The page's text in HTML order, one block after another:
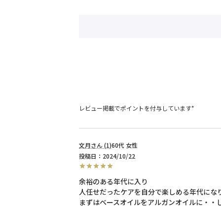
レビュー掲載でポイントを付与しています*
文月 1 60代 女性
投稿日
2024/10/22
余裕のある年代に入り
人任せだったケアを自分で楽しめる年代にな
まずはベースオイルをアルガンオイルに・